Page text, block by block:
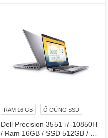
RAM 16 GB Ổ CỨNG SSD
Dell Precision 3551 i7-10850H
/ Ram 16GB / SSD 512GB / Mà